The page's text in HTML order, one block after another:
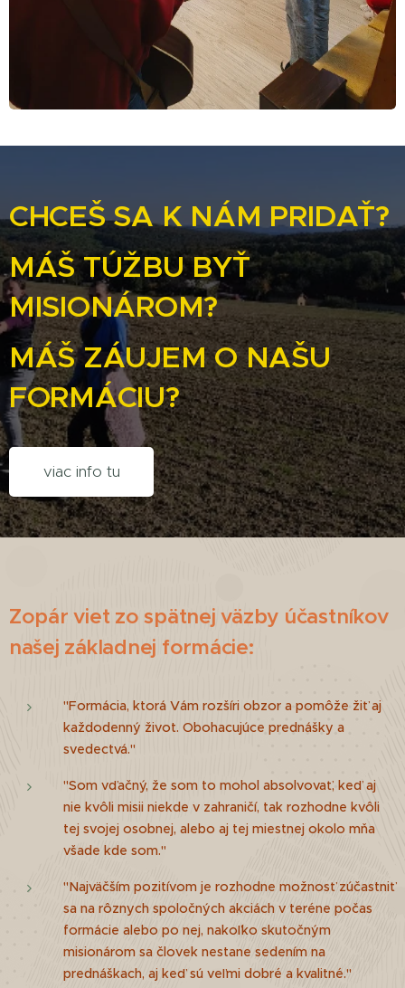
CHCEŠ SA K NÁM PRIDAŤ?
MÁŠ TÚŽBU BYŤ
MISIONÁROM?
MÁŠ ZÁUJEM O NAŠU
FORMÁCIU?
viac info tu
Zopár viet zo spätnej väzby účastníkov
našej základnej formácie:
"Formácia, ktorá Vám rozšíri obzor a pomôže žiť aj
každodenný život. Obohacujúce prednášky a
svedectvá."
"Som vďačný, že som to mohol absolvovať, keď aj
nie kvôli misii niekde v zahraničí, tak rozhodne kvôli
tej svojej osobnej, alebo aj tej miestnej okolo mňa
všade kde som."
"Najväčším pozitívom je rozhodne možnosť zúčastniť
sa na rôznych spoločných akciách v teréne počas
formácie alebo po nej, nakoľko skutočným
misionárom sa človek nestane sedením na
prednáškach, aj keď sú veľmi dobré a kvalitné."